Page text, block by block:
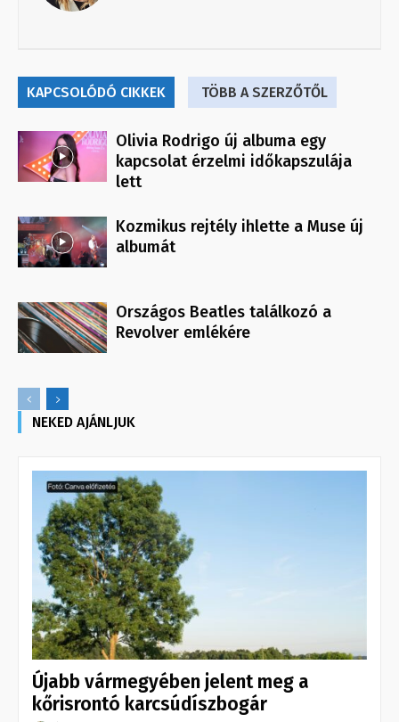
KAPCSOLÓDÓ CIKKEK TÖBB A SZERZŐTŐL
Olivia Rodrigo új albuma egy
kapcsolat érzelmi időkapszulája
lett
Kozmikus rejtély ihlette a Muse új
albumát
Országos Beatles találkozó a
Revolver emlékére
NEKED AJÁNLJUK
Újabb vármegyében jelent meg a
kőrisrontó karcsúdíszbogár